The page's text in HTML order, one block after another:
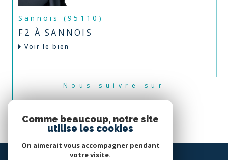
Sannois (95110)
F2 À SANNOIS
Voir le bien
Nous suivre sur
Comme beaucoup, notre site
utilise les cookies
On aimerait vous accompagner pendant
votre visite.